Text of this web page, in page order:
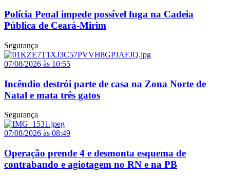
Polícia Penal impede possível fuga na Cadeia
Pública de Ceará-Mirim
Segurança
07/08/2026 às 10:55
Incêndio destrói parte de casa na Zona Norte de
Natal e mata três gatos
Segurança
07/08/2026 às 08:49
Operação prende 4 e desmonta esquema de
contrabando e agiotagem no RN e na PB